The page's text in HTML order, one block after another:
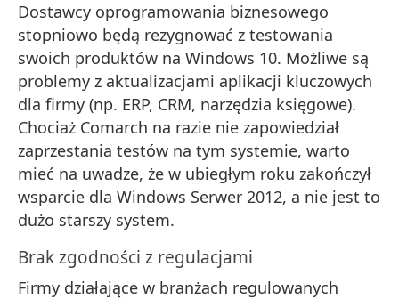
Dostawcy oprogramowania biznesowego
stopniowo będą rezygnować z testowania
swoich produktów na Windows 10. Możliwe są
problemy z aktualizacjami aplikacji kluczowych
dla firmy (np. ERP, CRM, narzędzia księgowe).
Chociaż Comarch na razie nie zapowiedział
zaprzestania testów na tym systemie, warto
mieć na uwadze, że w ubiegłym roku zakończył
wsparcie dla Windows Serwer 2012, a nie jest to
dużo starszy system.
Brak zgodności z regulacjami
Firmy działające w branżach regulowanych